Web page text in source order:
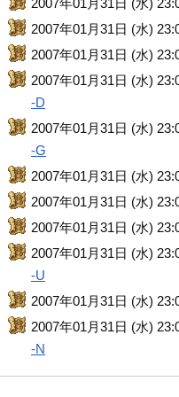
2007年01月31日 (水)
2007年01月31日 (水)
2007年01月31日 (水)
-D
2007年01月31日 (水)
-G
2007年01月31日 (水)
2007年01月31日 (水)
2007年01月31日 (水)
2007年01月31日 (水)
-U
2007年01月31日 (水)
2007年01月31日 (水)
-N